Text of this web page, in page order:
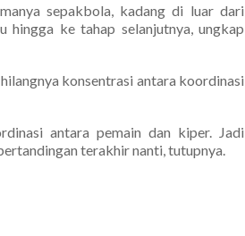
sepakbola, kadang di luar dari
hingga ke tahap selanjutnya, ungkap
konsentrasi antara koordinasi
antara pemain dan kiper. Jadi
terakhir nanti, tutupnya.